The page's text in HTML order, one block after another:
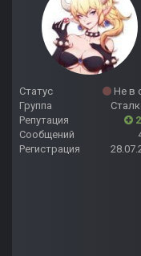
Статус
Не в
Группа
Репутация
Сообщений
Регистрация